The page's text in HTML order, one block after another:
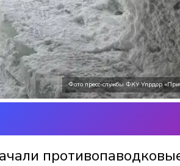
Фото пресс-службы ФКУ Упрдор